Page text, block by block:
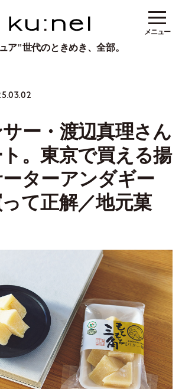
ア"世代のときめき、全部。
メニュー
ー・渡辺真理さん
。東京で買える揚
ターアンダギー
て正解／地元菓